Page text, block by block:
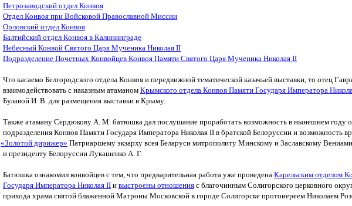
Петрозаводский отдел Конвоя
Отдел Конвоя при Войсковой Православной Миссии
Орловский отдел Конвоя
Балтийский отдел Конвоя в Калининграде
Небесный Конвой Святого Царя Мученика Николая II
Подразделение Почетных Конвойцев Конвоя Памяти Святого Царя Мученика Николая II
Что касаемо Белгородского отдела Конвоя и передвижной тематической казачьей выставки, то отец
взаимодействовать с наказным атаманом Крымского отдела Конвоя Памяти Государя Императора
Булавой И. В. для размещения выставки в Крыму.
Также атаману Сердюкову А. М. батюшка дал послушание проработать возможность в нынешнем году
подразделения Конвоя Памяти Государя Императора Николая II в братской Белоруссии и возможность
«Золотой дирижер» Патриаршему экзарху всея Беларуси митрополиту Минскому и Заславскому
и президенту Белоруссии Лукашенко А. Г.
Батюшка ознакомил конвойцев с тем, что предварительная работа уже проведена Карельским отделом
Государя Императора Николая II и выстроены отношения с благочинным Солигорского церковного
прихода храма святой блаженной Матроны Московской в городе Солигорске протоиереем Николаем